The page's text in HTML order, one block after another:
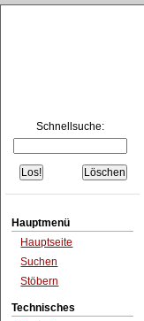
Schnellsuche:
Hauptmenü
Hauptseite
Suchen
Stöbern
Technisches